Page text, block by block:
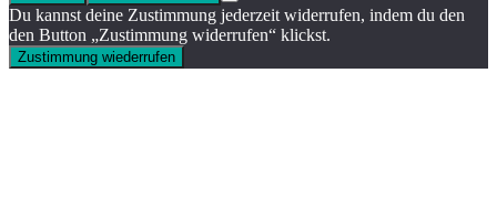
Du kannst deine Zustimmung jederzeit widerrufen, indem du den
den Button „Zustimmung widerrufen“ klickst.
Zustimmung wiederrufen